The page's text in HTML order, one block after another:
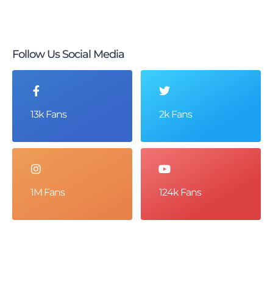
Follow Us Social Media
13k Fans 2k Fans
1M Fans 124k Fans